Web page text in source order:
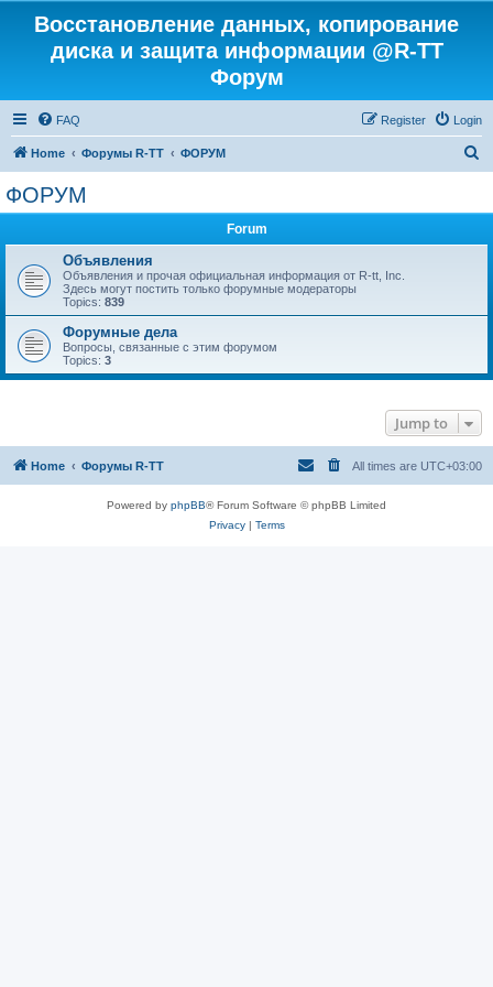
Восстановление данных, копирование
диска и защита информации @R-TT
Форум
FAQ Login
Register
Home Форумы R-TT ФОРУМ
ФОРУМ
Forum
Объявления
Объявления и прочая официальная информация от R-tt, Inc.
Здесь могут постить только форумные модераторы
Topics: 839
Форумные дела
Вопросы, связанные с этим форумом
Topics: 3
Jump to
Home Форумы R-TT All times are UTC+03:00
Powered by phpBB® Forum Software © phpBB Limited
Privacy| Terms